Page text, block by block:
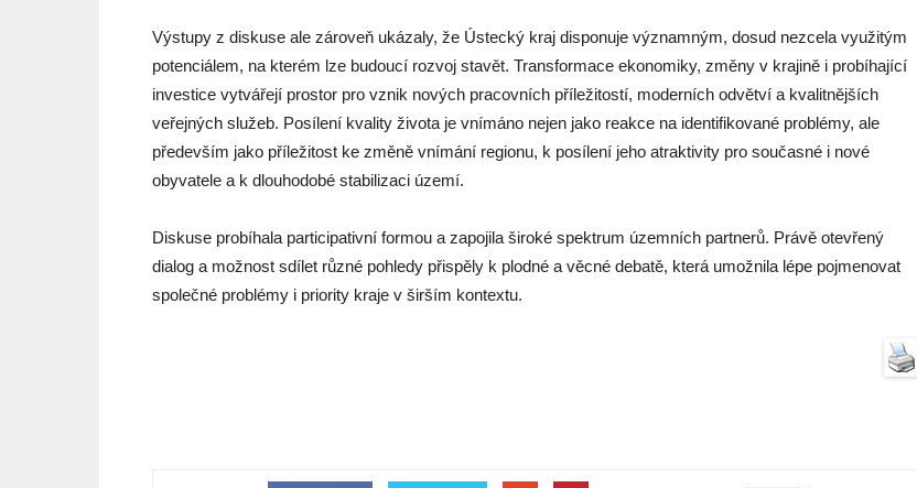
Výstupy z diskuse ale zároveň ukázaly, že Ústecký kraj disponuje významným, dosud nezcela využitým
potenciálem, na kterém lze budoucí rozvoj stavět. Transformace ekonomiky, změny v krajině i probíhající
investice vytvářejí prostor pro vznik nových pracovních příležitostí, moderních odvětví a kvalitnějších
veřejných služeb. Posílení kvality života je vnímáno nejen jako reakce na identifikované problémy, ale
především jako příležitost ke změně vnímání regionu, k posílení jeho atraktivity pro současné i nové
obyvatele a k dlouhodobé stabilizaci území.
Diskuse probíhala participativní formou a zapojila široké spektrum územních partnerů. Právě otevřený
dialog a možnost sdílet různé pohledy přispěly k plodné a věcné debatě, která umožnila lépe pojmenovat
společné problémy i priority kraje v širším kontextu.